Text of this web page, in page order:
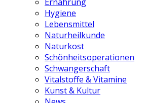
Hygiene
Lebensmittel
Naturheilkunde
Naturkost
Schönheitsoperationen
Schwangerschaft
Vitalstoffe & Vitamine
Kunst & Kultur